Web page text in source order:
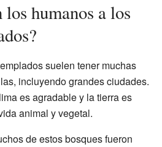
humanos a los
suelen tener muchas
incluyendo grandes ciudades.
es agradable y la tierra es
animal y vegetal.
de estos bosques fueron